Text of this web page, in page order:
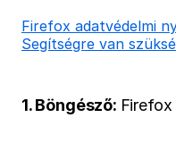
Firefox adatvédelmi
Segítségre van
1. Böngésző: